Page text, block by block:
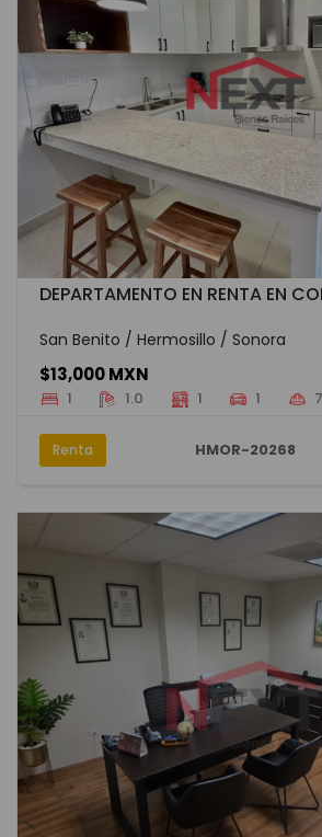
DEPARTAMENTO EN RENTA EN
San Benito / Hermosillo / Sonora
$13,000 MXN
1 1.0 1 1
Renta HMOR-20268